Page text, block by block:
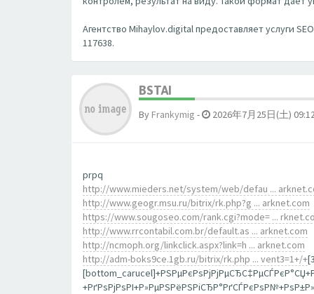
Агентство Mihaylov.digital предоставляет услуги
117638.
BSTAI
By Frankymig - 2026年7月25日(土)
prpq
http://www.mieders.net/system/web/defau ...
http://www.geogr.msu.ru/bitrix/rk.php?g ... arknet.com
https://www.sougoseo.com/rank.cgi?mode= ...
http://www.rrcontabil.com.br/default.as ... arknet.com
http://ncmoph.org/linkclick.aspx?link=h ... arknet.com
http://adm-boks9ce.1gb.ru/bitrix/rk.php ... vent3=1+/+